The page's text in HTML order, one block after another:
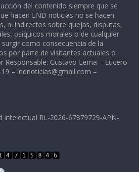
del contenido siempre que se
hacen LND noticias no se hacen
ni indirectos sobre quejas, disputas,
psíquicos morales o de cualquier
como consecuencia de la
por parte de visitantes actuales o
Responsable: Gustavo Lema – Lucero
– lndnoticias@gmail.com –
intelectual RL-2026-67879729-APN-